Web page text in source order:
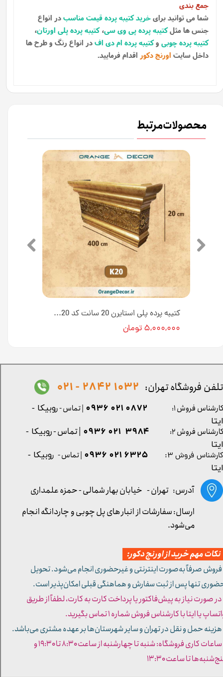
جمع بندی
شما می توانید برایخرید کتیبه پرده قیمت مناسبدر انواع
جنس ها مثلکتیبه پرده پی وی سی،کتیبه پرده پلی اورتان،
کتیبه پرده چوبی وکتیبه پرده ام دی افدر انواع رنگ و طرح ها
داخل سایت اورنج دکور اقدام فرمایید.
محصولات مرتبط
کتیبه پرده پلی استایرن 20 سانت کد K20 [انبار تهران]
۵,۰۰۰,۰۰۰ تومان
کارشناس فروش ۳: ۶۳۲۵ ۰۲۱ ۰۹۳۶ | تماس - روبیکا -
ایتا
آدرس: تهران - خیابان بهار شمالی - حمزه علمداری
تلفن فروشگاه تهران: 1032 2842 - 021
مهم خرید از اورنج دکور:
صرفاً به‌صورت اینترنتی و غیرحضوری انجام می‌شود. تحویل
تنها پس از ثبت سفارش و هماهنگی قبلی امکان‌پذیر است.
صورت نیاز به پیش‌فاکتور یا پرداخت کارت به کارت، لطفاً از طریق
یا ایتا با کارشناس فروش شماره ۱ تماس بگیرید.
حمل و نقل در تهران و سایر شهرستان‌ها بر عهده مشتری می‌باشد.
- ساعات کاری فروشگاه: شنبه تا چهارشنبه از ساعت ۸:۳۰ تا ۱۹:۳۰ و
تا ساعت ۱۳:۳۰​​​​​​​
کارشناس فروش ۱: 0872 021 0936 | تماس - روبیکا -
ایتا
کارشناس فروش ۲:
۳۹۸۴ ۰۲۱ ۰۹۳۶ | تماس - روبیکا -
ایتا
ارسال: سفارشات از انبار های پل چوبی و چاردانگه انجام
می‌شود.